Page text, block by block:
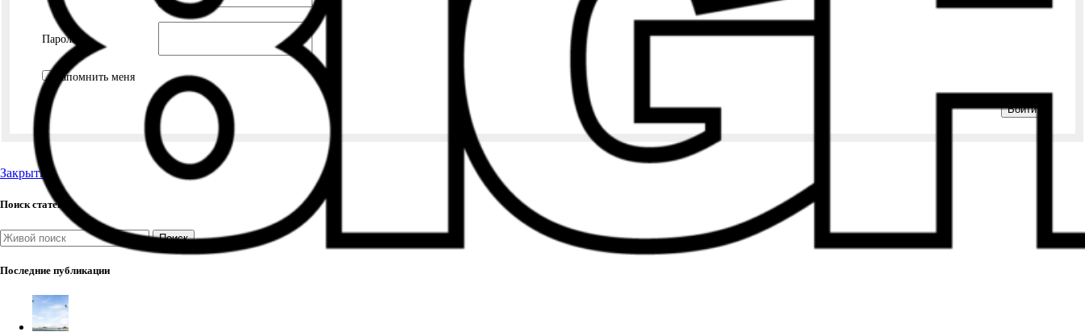
Пароль:
Запомнить меня
Войти
Закрыть
Поиск статей
Поиск
Последние публикации